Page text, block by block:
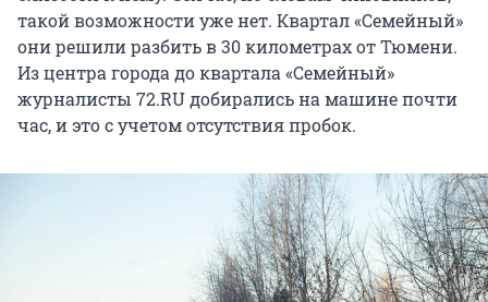
такой возможности уже нет. Квартал «Семейный»
они решили разбить в 30 километрах от Тюмени.
Из центра города до квартала «Семейный»
журналисты 72.RU добирались на машине почти
час, и это с учетом отсутствия пробок.